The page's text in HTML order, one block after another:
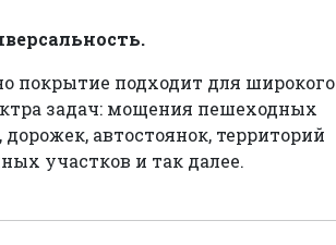
покрытие подходит для широкого
задач: мощения пешеходных
дорожек, автостоянок, территорий
участков и так далее.